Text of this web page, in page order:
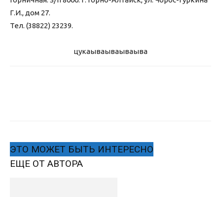
Г.И., дом 27.
Тел. (38822) 23239.
цукаываываываыва
ЭТО МОЖЕТ БЫТЬ ИНТЕРЕСНО
ЕЩЕ ОТ АВТОРА